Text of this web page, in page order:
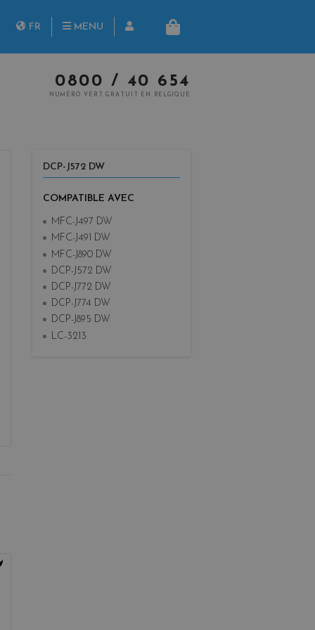
FR MENU
PANIER
0800 / 40 654
NUMÉRO VERT GRATUIT EN BELGIQUE
DCP-J572 DW
COMPATIBLE AVEC
MFC-J497 DW
MFC-J491 DW
MFC-J890 DW
DCP-J572 DW
DCP-J772 DW
DCP-J774 DW
DCP-J895 DW
LC-3213